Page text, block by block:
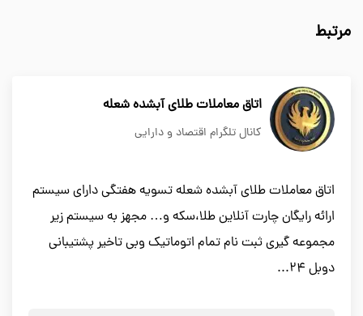
مرتبط
اتاق معاملات طلای آبشده شعله
کانال تلگرام اقتصاد و دارایی
اتاق معاملات طلای آبشده شعله تسویه هفتگی دارای سیستم
ارائه رایگان چارت آنلاین طلا،سکه و… مجهز به سیستم زیر
مجموعه گیری ثبت نام تمام اتوماتیک وبی تاخیر پشتیبانی
دوبل ۲۴...